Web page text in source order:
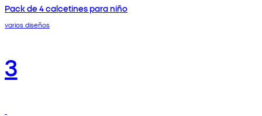
Pack de 4 calcetines para niño
varios diseños
3